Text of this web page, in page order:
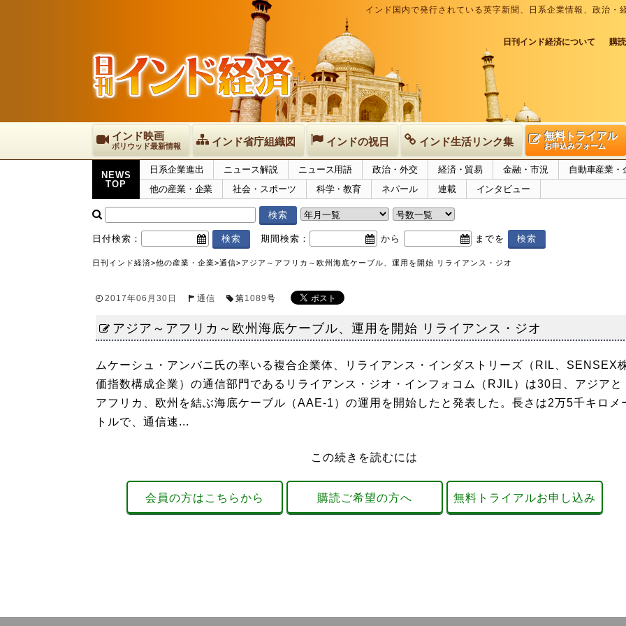
インド国内で発行されている英字新聞、日系企業情報、政治
日刊インド経済について 購
インド映画
ボリウッド最新情報 インド省庁組織図 インドの祝日 インド生活リンク集 無料トライアル
お申込みフォーム
NEWS
TOP
日系企業進出 ニュース解説 ニュース用語 政治・外交 経済・貿易 金融・市況
自動車産業・
他の産業・企業
社会・スポーツ 科学・教育 ネパール 連載 インタビュー
日付検索： 期間検索： から までを
日刊インド経済>他の産業・企業>通信>アジア～アフリカ～欧州海底ケーブル、運用を開始 リライアンス・ジオ
2017年06月30日 通信 第1089号
アジア～アフリカ～欧州海底ケーブル、運用を開始 リライアンス・ジオ
ムケーシュ・アンバニ氏の率いる複合企業体、リライアンス・インダストリーズ（RIL、SENSEX
価指数構成企業）の通信部門であるリライアンス・ジオ・インフォコム（RJIL）は30日、アジアと
アフリカ、欧州を結ぶ海底ケーブル（AAE-1）の運用を開始したと発表した。長さは2万5千キロメ
トルで、通信速...
この続きを読むには
会員の方はこちらから 購読ご希望の方へ 無料トライアルお申し込み